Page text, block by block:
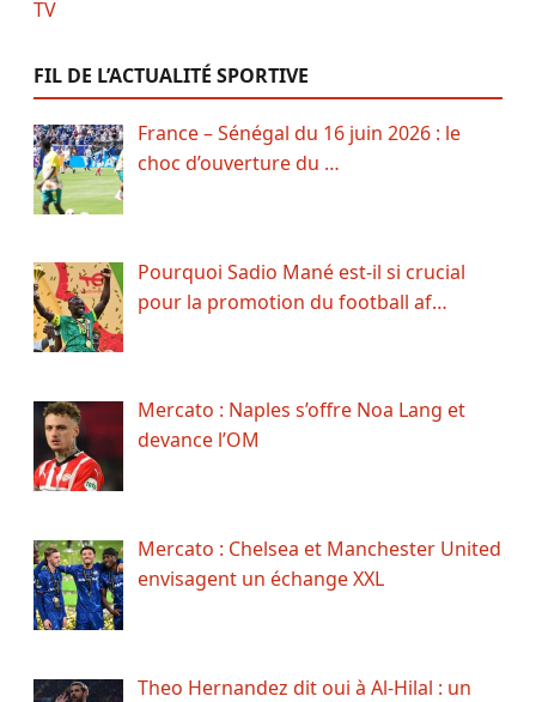
FIL DE L’ACTUALITÉ SPORTIVE
France – Sénégal du 16 juin 2026 : le
choc d’ouverture du …
Pourquoi Sadio Mané est-il si crucial
pour la promotion du football af…
Mercato : Naples s’offre Noa Lang et
devance l’OM
Mercato : Chelsea et Manchester United
envisagent un échange XXL
Theo Hernandez dit oui à Al-Hilal : un